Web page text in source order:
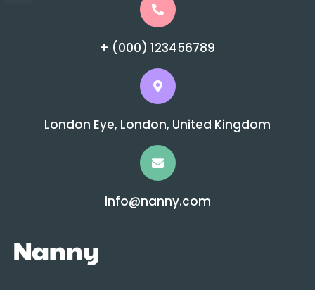
+ (000) 123456789
London Eye, London, United Kingdom
info@nanny.com